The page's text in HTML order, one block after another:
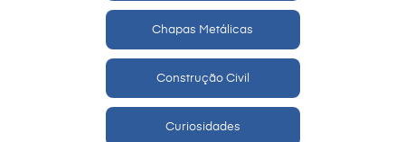
Chapas Metálicas
Construção Civil
Curiosidades